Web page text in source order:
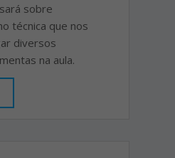
sobre
técnica que nos
diversos
na aula.